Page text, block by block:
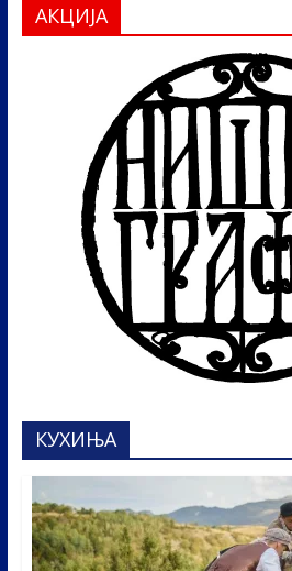
АКЦИЈА
КУХИЊА